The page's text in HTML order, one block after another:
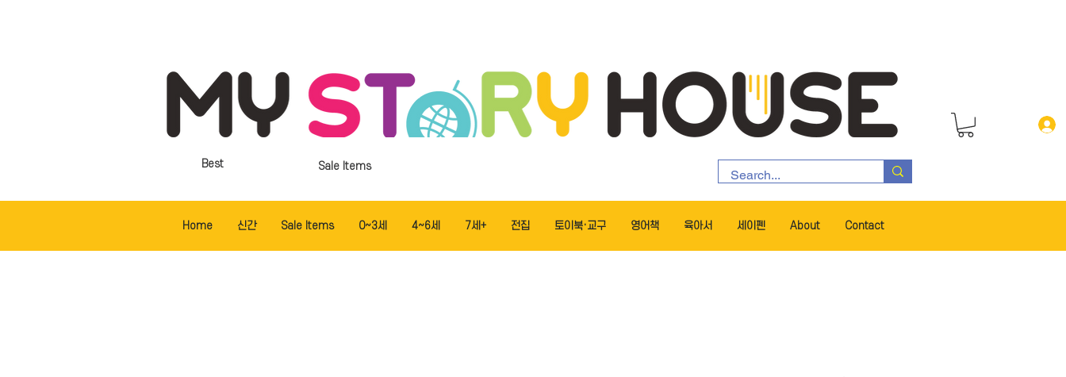
Sale Items
Best
Home 신간 Sale Items 0~3세 4~6세 7세+ 전집 토이북·교구 영어책 육아서 세이펜 About Contact